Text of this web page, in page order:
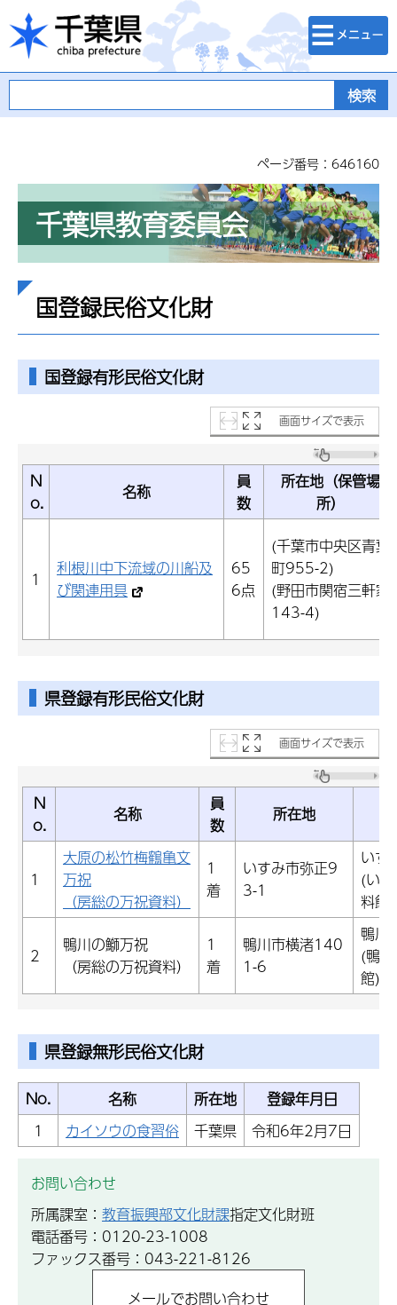
千葉県
検索・メニュ
ー
ページ番号：646160
千葉県教育委員会
国登録民俗文化財
国登録有形民俗文化財
画面サイズで表示
N
o.
名称
員
数
所在地（保管場
所）
1
利根川中下流域の川船及
び関連用具
65
6点
(千葉市中央区青葉
町955-2)
(野田市関宿三軒家
143-4)
県登録有形民俗文化財
画面サイズで表示
N
o.
名称
員
数
所在地
1
大原の松竹梅鶴亀文
万祝
（房総の万祝資料）
1
着
いすみ市弥正9
3-1
いす
(い
料館)
2
鴨川の鰤万祝
（房総の万祝資料）
1
着
鴨川市横渚140
1-6
鴨川
(鴨
館)
県登録無形民俗文化財
No. 名称 所在地
登録年月日
1
カイソウの食習俗 千葉県 令和6年2月7日
お問い合わせ
所属課室： 教育振興部文化財課指定文化財班
電話番号：0120-23-1008
ファックス番号：043-221-8126